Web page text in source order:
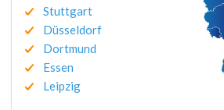
Stuttgart
Düsseldorf
Dortmund
Essen
Leipzig